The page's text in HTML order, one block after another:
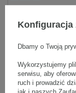
Porównaj
Konfiguracja
Dbamy o Twoją
Wykorzystujemy
serwisu, aby
ruch i prowadzić